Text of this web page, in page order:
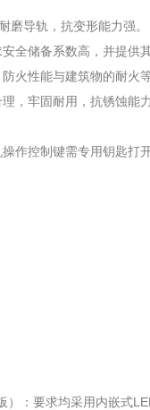
磨导轨，抗变形能力强。
全储备系数高，并提供其
火性能与建筑物的耐火等
，牢固耐用，抗锈蚀能力
作控制键需专用钥匙打开
：要求均采用内嵌式